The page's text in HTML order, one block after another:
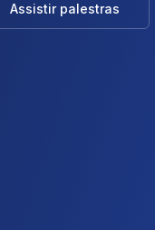
Assistir palestras